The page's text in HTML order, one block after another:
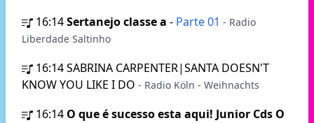
16:14Sertanejo classe a - Parte 01 - Radio
Liberdade Saltinho
16:14SABRINA CARPENTER|SANTA DOESN'T
KNOW YOU LIKE I DO - Radio Köln - Weihnachts
16:14 O que é sucesso esta aqui! Junior Cds O